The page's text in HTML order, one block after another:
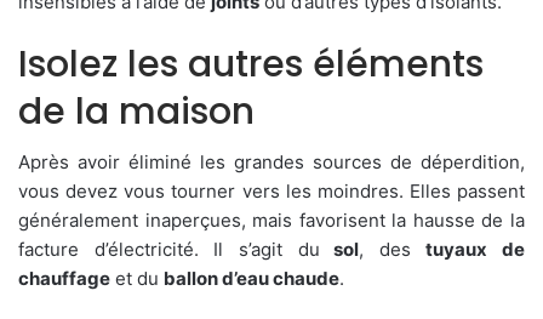
Isolez les autres éléments
de la maison
Après avoir éliminé les grandes sources de déperdition,
vous devez vous tourner vers les moindres. Elles passent
généralement inaperçues, mais favorisent la hausse de la
facture d’électricité. Il s’agit du sol, destuyaux de
chauffage et du ballon d’eau chaude.